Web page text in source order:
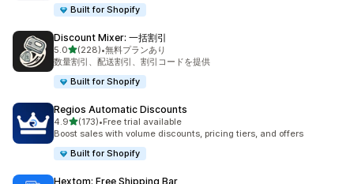
Built for Shopify
Discount Mixer: 一括割引
5.05つ星中
(228)
合計レビュー数：228件
•無料プランあり
数量割引、配送割引、割引コードを提供
Built for Shopify
Regios Automatic Discounts
4.95つ星中
(173)
合計レビュー数：173件
•Free trial available
Boost sales with volume discounts, pricing tiers, and offers
Built for Shopify
Hextom: Free Shipping Bar